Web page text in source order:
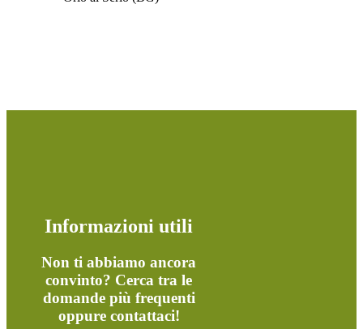
Informazioni utili
Non ti abbiamo ancora
convinto? Cerca tra le
domande più frequenti
oppure contattaci!